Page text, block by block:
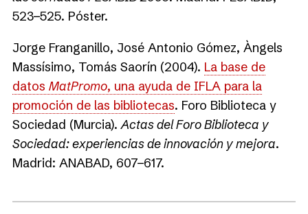
523−525. Póster.
Jorge Franganillo, José Antonio Gómez, Àngels
Massísimo, Tomás Saorín (2004). La base de
datos MatPromo, una ayuda de IFLA para la
promoción de las bibliotecas. Foro Biblioteca y
Sociedad (Murcia).Actas del Foro Biblioteca y
Sociedad: experiencias de innovación y mejora.
Madrid: ANABAD, 607−617.